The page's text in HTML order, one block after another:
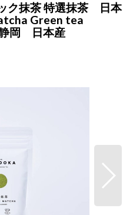
ク抹茶 特選抹茶 日本
Green tea
岡 日本産